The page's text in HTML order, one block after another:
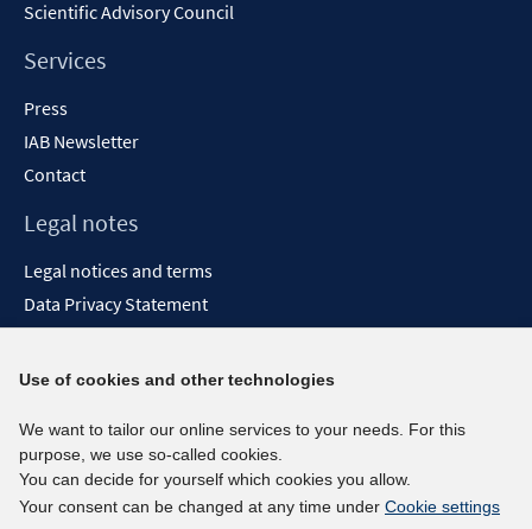
Scientific Advisory Council
Services
Press
IAB Newsletter
Contact
Legal notes
Legal notices and terms
Data Privacy Statement
Report Accessibility
Social media channels
BlueSky
YouTube
Use of cookies and other technologies
We want to tailor our online services to your needs. For this
purpose, we use so-called cookies.
You can decide for yourself which cookies you allow.
Your consent can be changed at any time under Cookie settings